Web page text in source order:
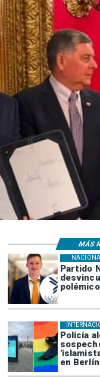
Partido
Policía
en Berlín
MÁS